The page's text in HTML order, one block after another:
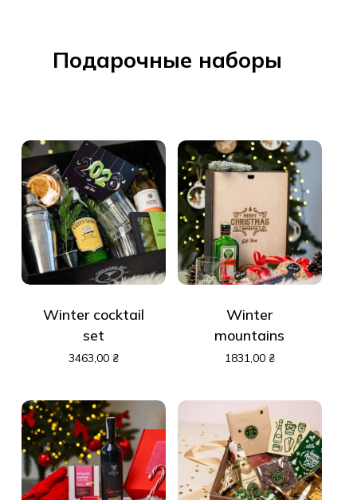
Подарочные наборы
Winter cocktail
set
3463,00 ₴
Winter
mountains
1831,00 ₴